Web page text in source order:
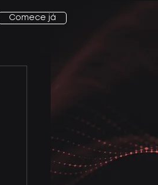
Comece já